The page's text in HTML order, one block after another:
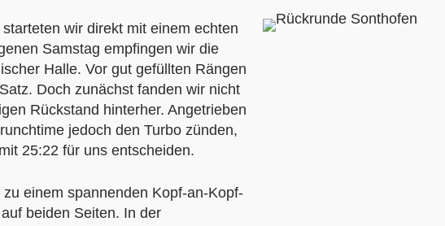
wir direkt mit einem echten
Samstag empfingen wir die
Halle. Vor gut gefüllten Rängen
Doch zunächst fanden wir nicht
Rückstand hinterher. Angetrieben
jedoch den Turbo zünden,
25:22 für uns entscheiden.
einem spannenden Kopf-an-Kopf-
beiden Seiten. In der